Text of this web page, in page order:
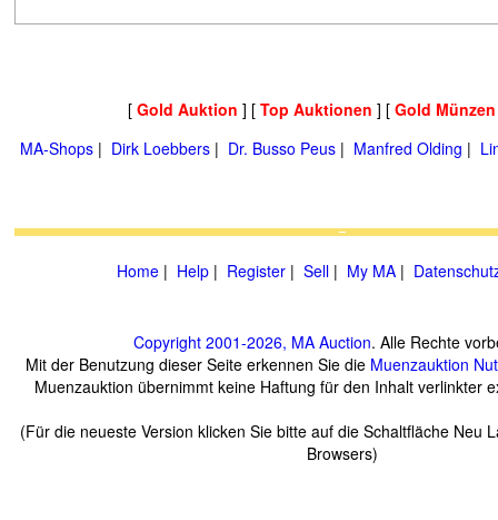
[ Gold Auktion ] [ Top Auktionen ] [ Gold
MA-Shops | Dirk Loebbers | Dr. Busso Peus | Manfred Olding |
Home | Help | Register | Sell | My MA |
Copyright 2001-2026, MA Auction. Alle Rechte
Mit der Benutzung dieser Seite erkennen Sie die Muenzauktion
Muenzauktion übernimmt keine Haftung für den Inhalt verlinkter
(Für die neueste Version klicken Sie bitte auf die Schaltfläche Neu
Browsers)